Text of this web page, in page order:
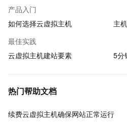
产品入门
如何选择云虚拟主机
主
最佳实践
云虚拟主机建站要素
5分
热门帮助文档
续费云虚拟主机确保网站正常运行